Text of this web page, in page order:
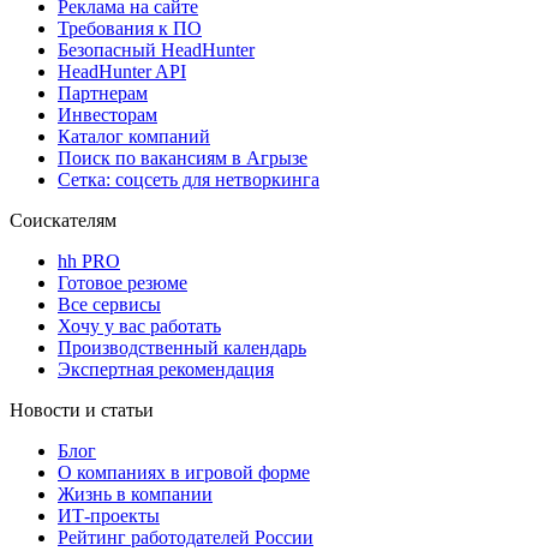
Реклама на сайте
Требования к ПО
Безопасный HeadHunter
HeadHunter API
Партнерам
Инвесторам
Каталог компаний
Поиск по вакансиям в Агрызе
Сетка: соцсеть для нетворкинга
Соискателям
hh PRO
Готовое резюме
Все сервисы
Хочу у вас работать
Производственный календарь
Экспертная рекомендация
Новости и статьи
Блог
О компаниях в игровой форме
Жизнь в компании
ИТ-проекты
Рейтинг работодателей России